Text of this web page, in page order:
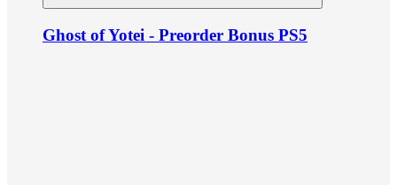
Ghost of Yotei - Preorder Bonus PS5